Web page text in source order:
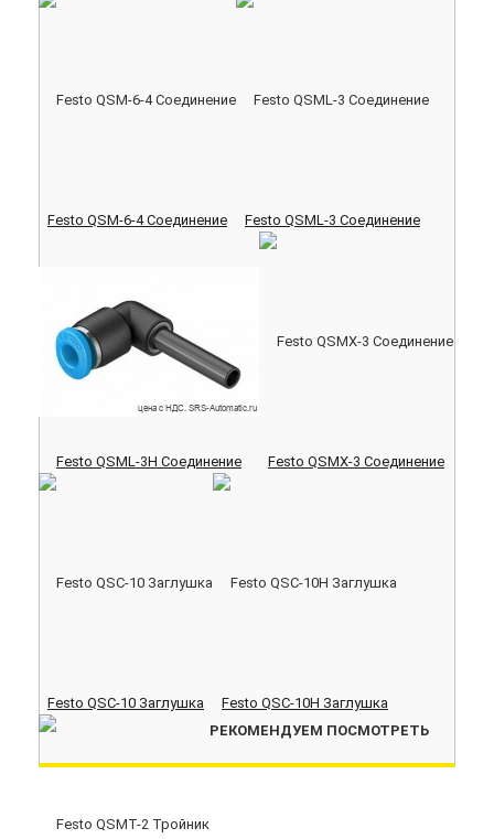
Festo QSM-6-4 Соединение Festo QSML-3 Соединение
Festo QSML-3H Соединение Festo QSMX-3 Соединение
Festo QSC-10 Заглушка Festo QSC-10H Заглушка
РЕКОМЕНДУЕМ ПОСМОТРЕТЬ